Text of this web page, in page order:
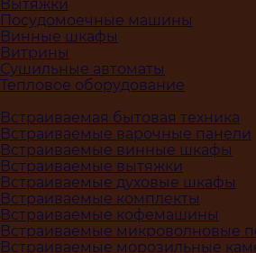
Вытяжки
Посудомоечные машины
Винные шкафы
Витрины
Сушильные автоматы
Тепловое оборудование
Встраиваемая бытовая техника
Встраиваемые варочные панели
Встраиваемые винные шкафы
Встраиваемые вытяжки
Встраиваемые духовые шкафы
Встраиваемые комплекты
Встраиваемые кофемашины
Встраиваемые микроволновые
Встраиваемые морозильные